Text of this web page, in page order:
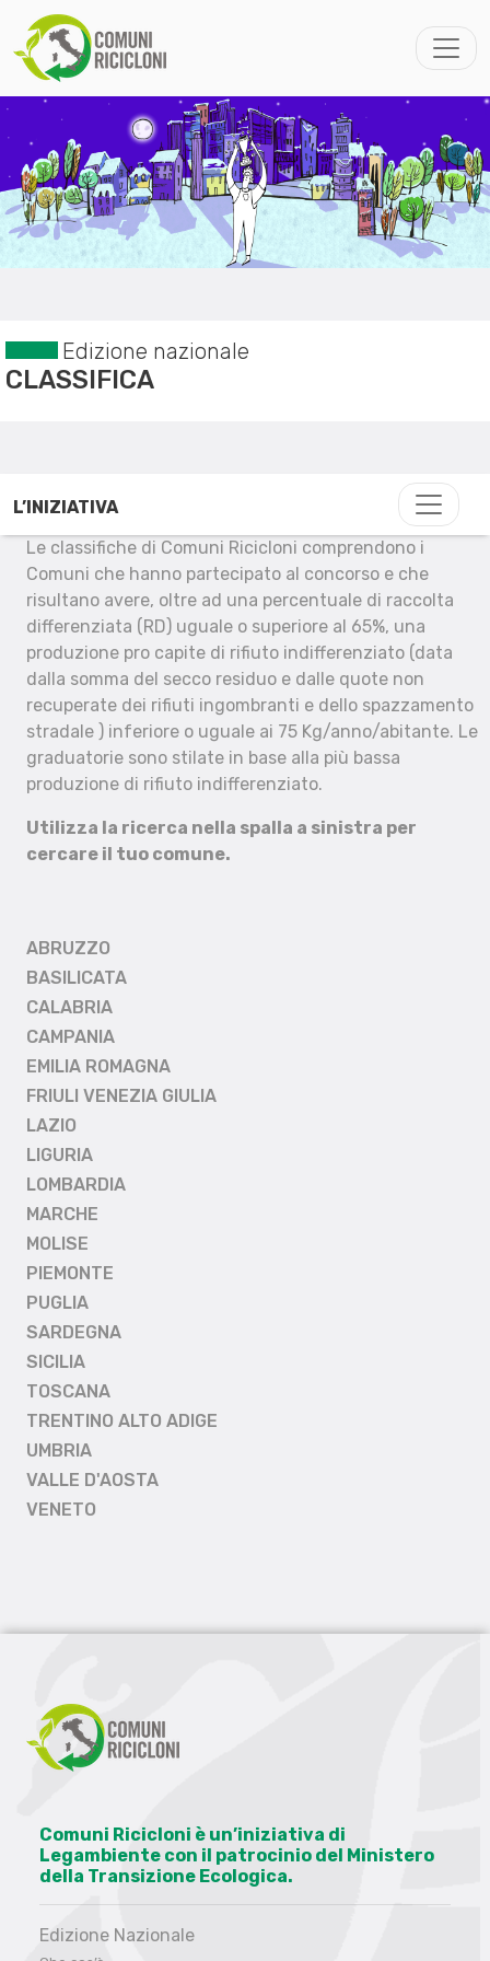
Edizione nazionale
CLASSIFICA
L’INIZIATIVA
Le classifiche di Comuni Ricicloni comprendono i
Comuni che hanno partecipato al concorso e che
risultano avere, oltre ad una percentuale di raccolta
differenziata (RD) uguale o superiore al 65%, una
produzione pro capite di rifiuto indifferenziato (data
dalla somma del secco residuo e dalle quote non
recuperate dei rifiuti ingombranti e dello spazzamento
stradale ) inferiore o uguale ai 75 Kg/anno/abitante. Le
graduatorie sono stilate in base alla più bassa
produzione di rifiuto indifferenziato.
Utilizza la ricerca nella spalla a sinistra per
cercare il tuo comune.
ABRUZZO
BASILICATA
CALABRIA
CAMPANIA
EMILIA ROMAGNA
FRIULI VENEZIA GIULIA
LAZIO
LIGURIA
LOMBARDIA
MARCHE
MOLISE
PIEMONTE
PUGLIA
SARDEGNA
SICILIA
TOSCANA
TRENTINO ALTO ADIGE
UMBRIA
VALLE D'AOSTA
VENETO
Comuni Ricicloni è un’iniziativa di
Legambiente con il patrocinio del Ministero
della Transizione Ecologica.
Edizione Nazionale